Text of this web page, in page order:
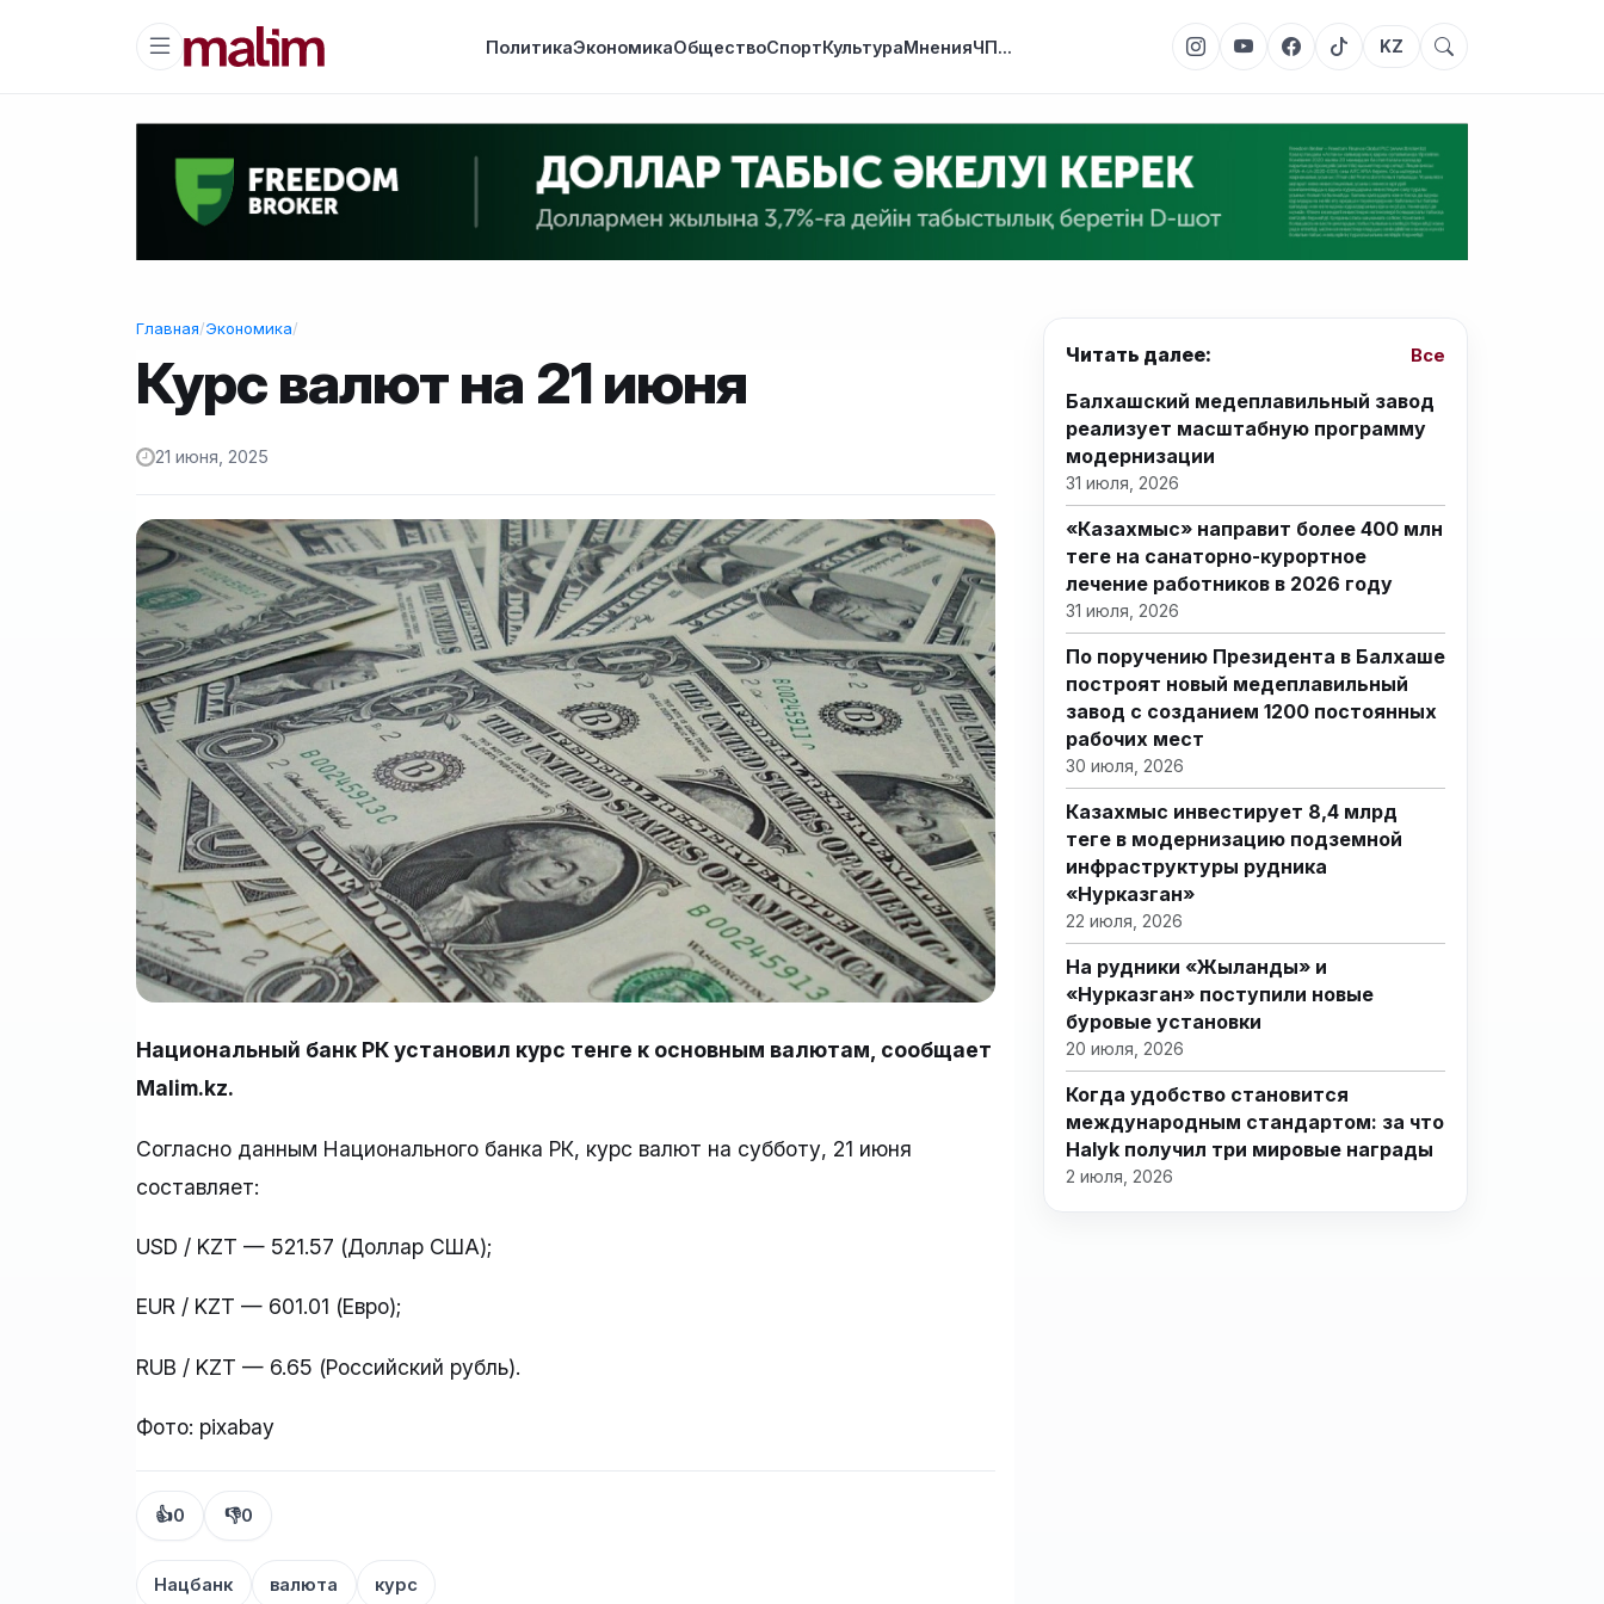
ПолитикаЭкономикаОбществоСпортКультураМненияЧП... KZ
Главная/Экономика/
Курс валют на 21 июня
21 июня, 2025
Национальный банк РК установил курс тенге к основным валютам, сообщает
Malim.kz.
Согласно данным Национального банка РК, курс валют на субботу, 21 июня
составляет:
USD / KZT — 521.57 (Доллар США);
EUR / KZT — 601.01 (Евро);
RUB / KZT — 6.65 (Российский рубль).
Фото: pixabay
👍0 👎0
Нацбанк валюта курс
Читать далее: Все
Балхашский медеплавильный завод
реализует масштабную программу
модернизации
31 июля, 2026
«Казахмыс» направит более 400 млн
теңге на санаторно-курортное
лечение работников в 2026 году
31 июля, 2026
По поручению Президента в Балхаше
построят новый медеплавильный
завод с созданием 1200 постоянных
рабочих мест
30 июля, 2026
Казахмыс инвестирует 8,4 млрд
теңге в модернизацию подземной
инфраструктуры рудника
«Нурказган»
22 июля, 2026
На рудники «Жыланды» и
«Нурказган» поступили новые
буровые установки
20 июля, 2026
Когда удобство становится
международным стандартом: за что
Halyk получил три мировые награды
2 июля, 2026